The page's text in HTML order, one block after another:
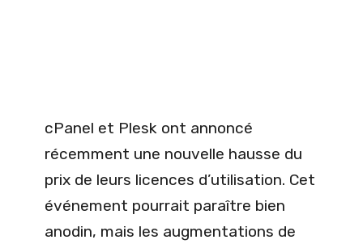
cPanel et Plesk ont annoncé
récemment une nouvelle hausse du
prix de leurs licences d’utilisation. Cet
événement pourrait paraître bien
anodin, mais les augmentations de